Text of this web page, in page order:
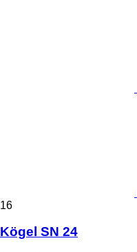
16
Kögel SN 24